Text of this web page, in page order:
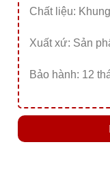
Chất liệu:
Xuất xứ: Sản
Bảo hành: 12